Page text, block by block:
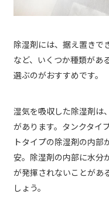
除湿剤には、据え置きで
など、いくつか種類があ
選ぶのがおすすめです。
湿気を吸収した除湿剤は
があります。タンクタイ
トタイプの除湿剤の内部
安。除湿剤の内部に水分
が発揮されないことがあ
しょう。